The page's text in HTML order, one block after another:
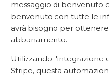
messaggio di benvenuto
benvenuto con tutte le
avrà bisogno per
abbonamento.
Utilizzando l'integrazione
Stripe, questa